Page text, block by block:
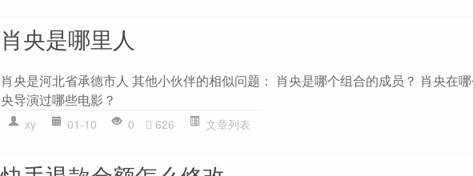
肖央是哪里人
肖央是河北省承德市人 其他小伙伴的相似问题： 肖央是哪个组合的成员？ 肖央在
央导演过哪些电影？
xy 01-10 0 626 文章列表